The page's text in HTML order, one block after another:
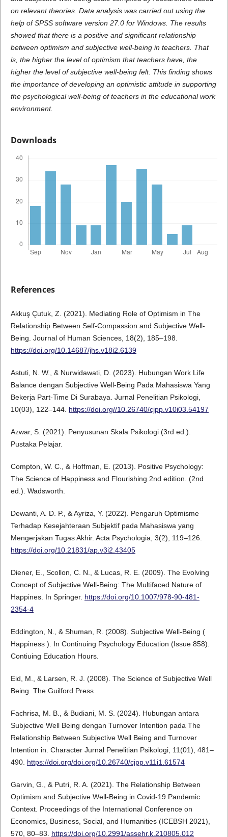
on relevant theories. Data analysis was carried out using the
help of SPSS software version 27.0 for Windows. The results
showed that there is a positive and significant relationship
between optimism and subjective well-being in teachers. That
is, the higher the level of optimism that teachers have, the
higher the level of subjective well-being felt. This finding shows
the importance of developing an optimistic attitude in supporting
the psychological well-being of teachers in the educational work
environment.
Downloads
References
Akkuş Çutuk, Z. (2021). Mediating Role of Optimism in The
Relationship Between Self-Compassion and Subjective Well-
Being. Journal of Human Sciences, 18(2), 185–198.
https://doi.org/10.14687/jhs.v18i2.6139
Astuti, N. W., & Nurwidawati, D. (2023). Hubungan Work Life
Balance dengan Subjective Well-Being Pada Mahasiswa Yang
Bekerja Part-Time Di Surabaya. Jurnal Penelitian Psikologi,
10(03), 122–144. https://doi.org//10.26740/cjpp.v10i03.54197
Azwar, S. (2021). Penyusunan Skala Psikologi (3rd ed.).
Pustaka Pelajar.
Compton, W. C., & Hoffman, E. (2013). Positive Psychology:
The Science of Happiness and Flourishing 2nd edition. (2nd
ed.). Wadsworth.
Dewanti, A. D. P., & Ayriza, Y. (2022). Pengaruh Optimisme
Terhadap Kesejahteraan Subjektif pada Mahasiswa yang
Mengerjakan Tugas Akhir. Acta Psychologia, 3(2), 119–126.
https://doi.org/10.21831/ap.v3i2.43405
Diener, E., Scollon, C. N., & Lucas, R. E. (2009). The Evolving
Concept of Subjective Well-Being: The Multifaced Nature of
Happines. In Springer. https://doi.org/10.1007/978-90-481-
2354-4
Eddington, N., & Shuman, R. (2008). Subjective Well-Being (
Happiness ). In Continuing Psychology Education (Issue 858).
Contiuing Education Hours.
Eid, M., & Larsen, R. J. (2008). The Science of Subjective Well
Being. The Guilford Press.
Fachrisa, M. B., & Budiani, M. S. (2024). Hubungan antara
Subjective Well Being dengan Turnover Intention pada The
Relationship Between Subjective Well Being and Turnover
Intention in. Character Jurnal Penelitian Psikologi, 11(01), 481–
490. https://doi.org/doi.org/10.26740/cjpp.v11i1.61574
Garvin, G., & Putri, R. A. (2021). The Relationship Between
Optimism and Subjective Well-Being in Covid-19 Pandemic
Context. Proceedings of the International Conference on
Economics, Business, Social, and Humanities (ICEBSH 2021),
570, 80–83. https://doi.org/10.2991/assehr.k.210805.012